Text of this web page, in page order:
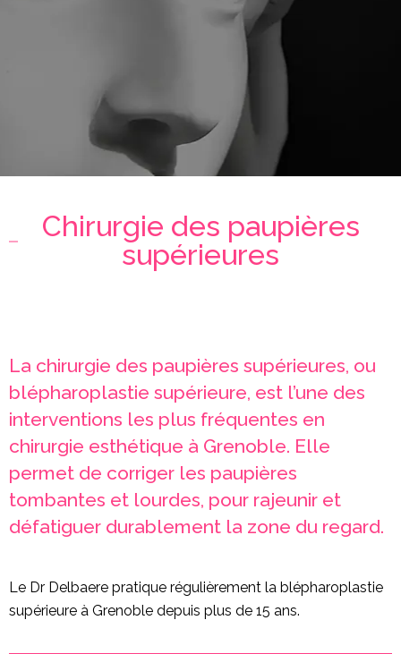
Chirurgie des paupières
supérieures
La chirurgie des paupières supérieures, ou
blépharoplastie supérieure, est l’une des
interventions les plus fréquentes en
chirurgie esthétique à Grenoble. Elle
permet de corriger les paupières
tombantes et lourdes, pour rajeunir et
défatiguer durablement la zone du regard.
Le Dr Delbaere pratique régulièrement la blépharoplastie
supérieure à Grenoble depuis plus de 15 ans.